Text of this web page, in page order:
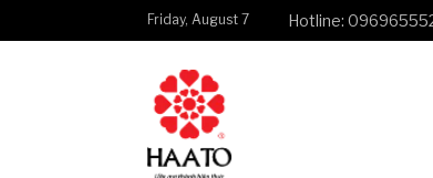
Friday, August 7 Hotline: